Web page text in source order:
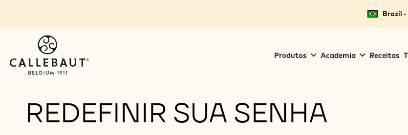
Brazil
navigation
Produtos Academia Receitas
REDEFINIR SUA SENHA